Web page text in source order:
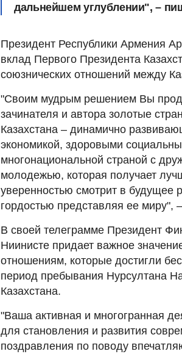
дальнейшем углублении", –
Президент Республики Армения
вклад Первого Президента
союзнических отношений между
"Своим мудрым решением Вы
зачинателя и автора золотые
Казахстана – динамично
экономикой, здоровыми
многонациональной страной с
молодежью, которая получает
уверенностью смотрит в будущее
гордостью представляя ее миру",
В своей телеграмме Президент
Ниинисте придает важное
отношениям, которые достигли
период пребывания Нурсултана
Казахстана.
"Ваша активная и многогранная
для становления и развития
поздравления по поводу